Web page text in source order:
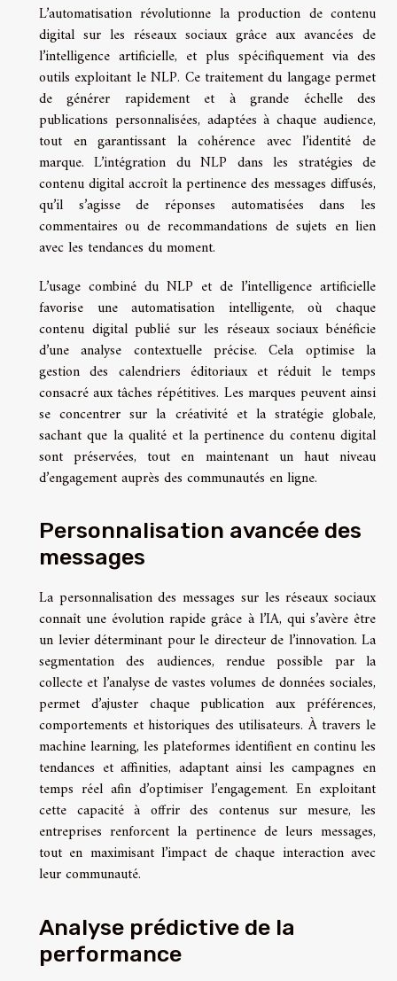
L’automatisation révolutionne la production de contenu
digital sur les réseaux sociaux grâce aux avancées de
l’intelligence artificielle, et plus spécifiquement via des
outils exploitant le NLP. Ce traitement du langage permet
de générer rapidement et à grande échelle des
publications personnalisées, adaptées à chaque audience,
tout en garantissant la cohérence avec l’identité de
marque. L’intégration du NLP dans les stratégies de
contenu digital accroît la pertinence des messages diffusés,
qu’il s’agisse de réponses automatisées dans les
commentaires ou de recommandations de sujets en lien
avec les tendances du moment.
L’usage combiné du NLP et de l’intelligence artificielle
favorise une automatisation intelligente, où chaque
contenu digital publié sur les réseaux sociaux bénéficie
d’une analyse contextuelle précise. Cela optimise la
gestion des calendriers éditoriaux et réduit le temps
consacré aux tâches répétitives. Les marques peuvent ainsi
se concentrer sur la créativité et la stratégie globale,
sachant que la qualité et la pertinence du contenu digital
sont préservées, tout en maintenant un haut niveau
d’engagement auprès des communautés en ligne.
Personnalisation avancée des
messages
La personnalisation des messages sur les réseaux sociaux
connaît une évolution rapide grâce à l’IA, qui s’avère être
un levier déterminant pour le directeur de l’innovation. La
segmentation des audiences, rendue possible par la
collecte et l’analyse de vastes volumes de données sociales,
permet d’ajuster chaque publication aux préférences,
comportements et historiques des utilisateurs. À travers le
machine learning, les plateformes identifient en continu les
tendances et affinities, adaptant ainsi les campagnes en
temps réel afin d’optimiser l’engagement. En exploitant
cette capacité à offrir des contenus sur mesure, les
entreprises renforcent la pertinence de leurs messages,
tout en maximisant l’impact de chaque interaction avec
leur communauté.
Analyse prédictive de la
performance